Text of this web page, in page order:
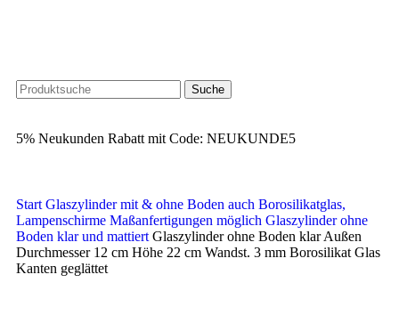
Suche
5% Neukunden Rabatt mit Code: NEUKUNDE5
Start Glaszylinder mit & ohne Boden auch Borosilikatglas,
Lampenschirme Maßanfertigungen möglich Glaszylinder ohne
Boden klar und mattiert Glaszylinder ohne Boden klar Außen
Durchmesser 12 cm Höhe 22 cm Wandst. 3 mm Borosilikat Glas
Kanten geglättet